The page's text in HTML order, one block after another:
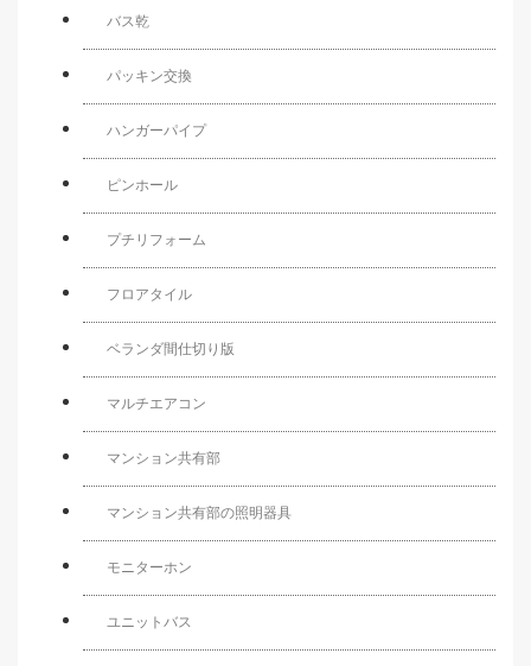
バス乾
パッキン交換
ハンガーパイプ
ピンホール
プチリフォーム
フロアタイル
ベランダ間仕切り版
マルチエアコン
マンション共有部
マンション共有部の照明器具
モニターホン
ユニットバス